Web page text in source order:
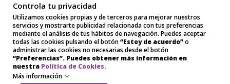
Gaming
Comprar Apple al Mejor Precio
Samsung
Xiaomi
Controla tu privacidad
Utilizamos cookies propias y de terceros para mejorar nuestros
servicios y mostrarte publicidad relacionada con tus preferencias
mediante el análisis de tus hábitos de navegación. Puedes aceptar
todas las cookies pulsando el botón“Estoy de acuerdo”o
administrar las cookies no necesarias desde el botón
“Preferencias”. Puedes obtener más información en
nuestra Política de Cookies.
Más información